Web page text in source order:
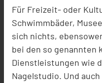
Für Freizeit- oder
Schwimmbäder,
sich nichts,
bei den so genannten
Dienstleistungen wie
Nagelstudio. Und